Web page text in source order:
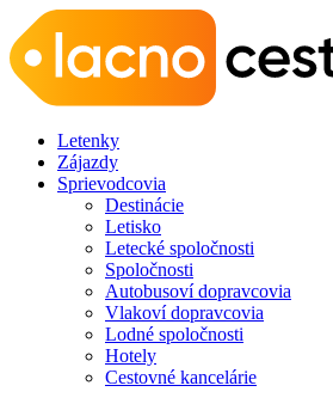
Letenky
Zájazdy
Sprievodcovia
Destinácie
Letisko
Letecké spoločnosti
Spoločnosti
Autobusoví dopravcovia
Vlakoví dopravcovia
Lodné spoločnosti
Hotely
Cestovné kancelárie